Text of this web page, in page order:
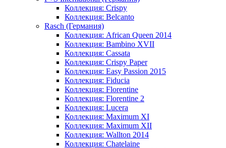
Коллекция: Crispy
Коллекция: Belcanto
Rasch (Германия)
Коллекция: African Queen 2014
Коллекция: Bambino XVII
Коллекция: Cassata
Коллекция: Crispy Paper
Коллекция: Easy Passion 2015
Коллекция: Fiducia
Коллекция: Florentine
Коллекция: Florentine 2
Коллекция: Lucera
Коллекция: Maximum XI
Коллекция: Maximum XII
Коллекция: Wallton 2014
Коллекция: Chatelaine